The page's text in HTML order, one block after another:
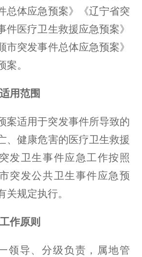
总体应急预案》《辽宁省突
件医疗卫生救援应急预案》
市突发事件总体应急预案》
案。
用范围
案适用于突发事件所导致的
、健康危害的医疗卫生救援
发卫生事件应急工作按照
市突发公共卫生事件应急预
关规定执行。
作原则
领导、分级负责，属地管